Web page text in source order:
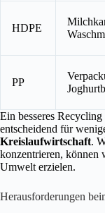
HDPE
PP
Ein besseres
entscheidend für
Kreislaufwirtschaft.
konzentrieren, können
Umwelt erzielen.
Herausforderungen